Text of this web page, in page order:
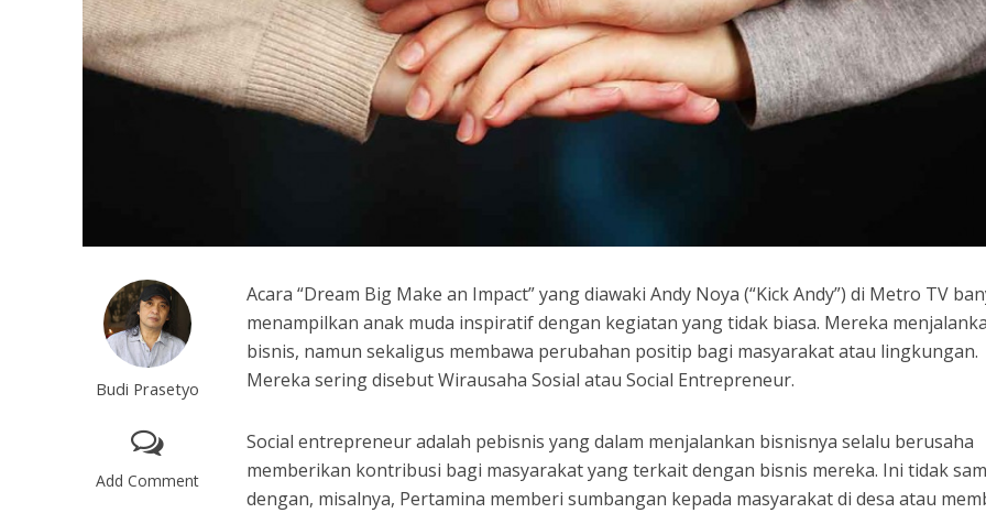
Budi Prasetyo
Add Comment
Acara “Dream Big Make an Impact” yang diawaki Andy Noya (“Kick Andy”) di Metro TV
menampilkan anak muda inspiratif dengan kegiatan yang tidak biasa. Mereka
bisnis, namun sekaligus membawa perubahan positip bagi masyarakat atau lingkungan.
Mereka sering disebut Wirausaha Sosial atau Social Entrepreneur.
Social entrepreneur adalah pebisnis yang dalam menjalankan bisnisnya selalu berusaha
memberikan kontribusi bagi masyarakat yang terkait dengan bisnis mereka. Ini tidak
dengan, misalnya, Pertamina memberi sumbangan kepada masyarakat di desa atau